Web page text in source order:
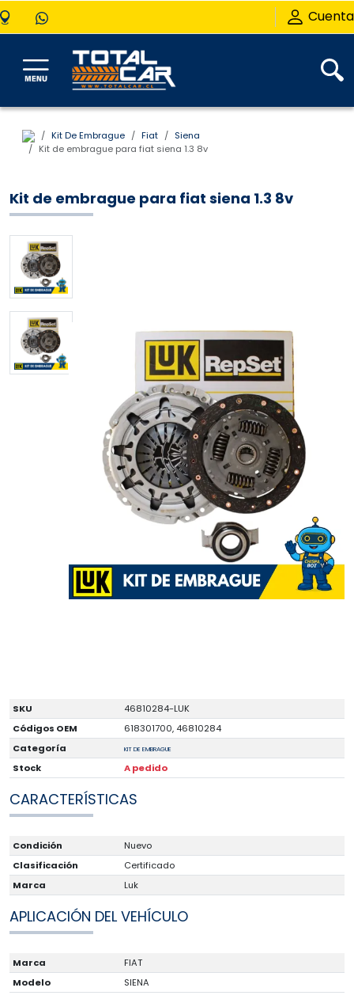
Cuenta
Kit De Embrague Fiat
Siena
Kit de embrague para fiat siena 1.3 8v
Kit de embrague para fiat siena 1.3 8v
SKU
46810284-LUK
Códigos OEM
618301700, 46810284
Categoría
KIT DE EMBRAGUE
Stock A pedido
CARACTERÍSTICAS
Condición
Nuevo
Clasificación
Certificado
Marca
Luk
APLICACIÓN DEL VEHÍCULO
Marca
FIAT
Modelo
SIENA